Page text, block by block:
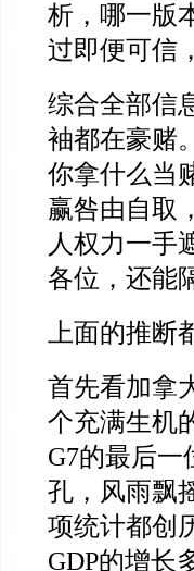
析，哪一版
过即便可信
综合全部信
袖都在豪赌
你拿什么当
赢咎由自取
人权力一手
各位，还能
上面的推断
首先看加拿
个充满生机
G7的最后
孔，风雨飘
项统计都创
GDP的增长